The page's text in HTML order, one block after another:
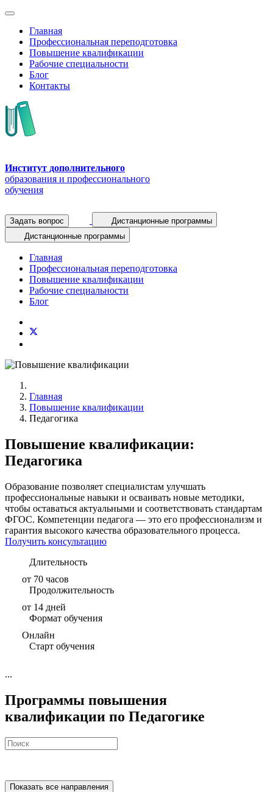
Главная
Профессиональная переподготовка
Повышение квалификации
Рабочие специальности
Блог
Контакты
Институт дополнительного
образования и профессионального
обучения
Задать вопрос
Дистанционные программы
Дистанционные программы
Главная
Профессиональная переподготовка
Повышение квалификации
Рабочие специальности
Блог
Главная
Повышение квалификации
Педагогика
Повышение квалификации:
Педагогика
Образование позволяет специалистам улучшать
профессиональные навыки и осваивать новые методики,
чтобы оставаться актуальными и соответствовать стандартам
ФГОС. Компетенции педагога — это его профессионализм и
гарантия высокого качества образовательного процесса.
Получить консультацию
Длительность
от 70 часов
Продолжительность
от 14 дней
Формат обучения
Онлайн
Старт обучения
...
Программы повышения
квалификации по Педагогике
Показать все направления